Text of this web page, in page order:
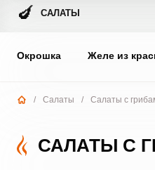
🍆 САЛАТЫ
Окрошка Желе из
/ Салаты / Салаты с
САЛАТЫ С